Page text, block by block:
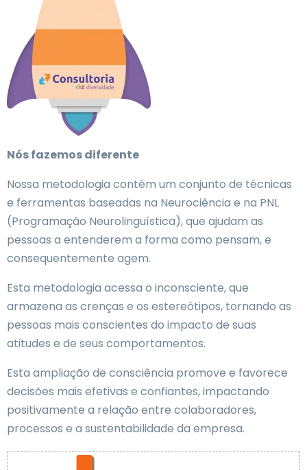
Nós fazemos diferente
Nossa metodologia contém um conjunto de técnicas
e ferramentas baseadas na Neurociência e na PNL
(Programação Neurolinguística), que ajudam as
pessoas a entenderem a forma como pensam, e
consequentemente agem.
Esta metodologia acessa o inconsciente, que
armazena as crenças e os estereótipos, tornando as
pessoas mais conscientes do impacto de suas
atitudes e de seus comportamentos.
Esta ampliação de consciência promove e favorece
decisões mais efetivas e confiantes, impactando
positivamente a relação entre colaboradores,
processos e a sustentabilidade da empresa.